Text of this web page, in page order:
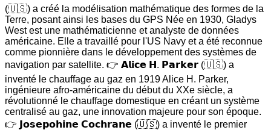
(🇺🇸) a créé la modélisation mathématique des formes de la
Terre, posant ainsi les bases du GPS Née en 1930, Gladys
West est une mathématicienne et analyste de données
américaine. Elle a travaillé pour l'US Navy et a été reconnue
comme pionnière dans le développement des systèmes de
navigation par satellite. 👉 𝗔𝗹𝗶𝗰𝗲 𝗛. 𝗣𝗮𝗿𝗸𝗲𝗿 (🇺🇸) a
inventé le chauffage au gaz en 1919 Alice H. Parker,
ingénieure afro-américaine du début du XXe siècle, a
révolutionné le chauffage domestique en créant un système
centralisé au gaz, une innovation majeure pour son époque.
👉 𝗝𝗼𝘀𝗲𝗽𝗼𝗵𝗶𝗻𝗲 𝗖𝗼𝗰𝗵𝗿𝗮𝗻𝗲 (🇺🇸) a inventé le premier